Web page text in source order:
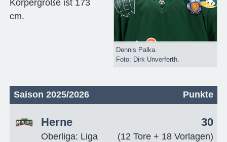
Dennis Palka.
Foto: Dirk Unverferth.
Körpergröße ist 173
cm.
Saison 2025/2026 Punkte
Herne
Oberliga: Liga
30
(12 Tore + 18 Vorlagen)